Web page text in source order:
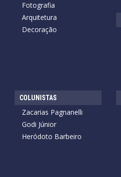
Fotografia
Arquitetura
Decoração
COLUNISTAS
Zacarias Pagnanelli
Godi Júnior
Heródoto Barbeiro